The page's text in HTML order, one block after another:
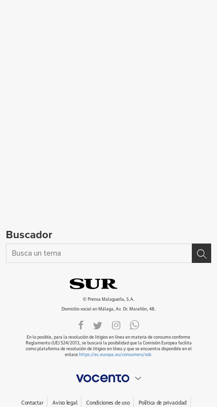
Buscador
© Prensa Malagueña, S.A.
Domicilio social en Málaga, Av. Dr. Marañón, 48.
En lo posible, para la resolución de litigios en línea en materia de consumo conforme
Reglamento (UE) 524/2013, se buscará la posibilidad que la Comisión Europea facilita
como plataforma de resolución de litigios en línea y que se encuentra disponible en el
enlace https://ec.europa.eu/consumers/odr.
Contactar Aviso legal Condiciones de uso Política de privacidad